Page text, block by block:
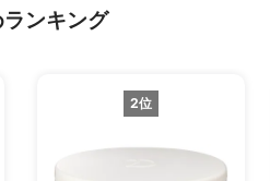
ンキング
2位